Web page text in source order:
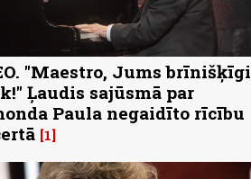
"Maestro, Jums brīnišķīgi
Ļaudis sajūsmā par
Paula negaidīto rīcību
1